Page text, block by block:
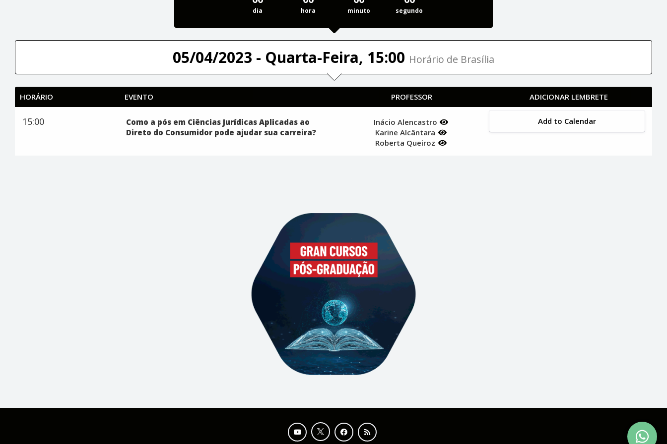
dia hora minuto segundo
05/04/2023 - Quarta-Feira, 15:00 Horário de Brasília
HORÁRIO EVENTO PROFESSOR ADICIONAR LEMBRETE
15:00
Como a pós em Ciências Jurídicas Aplicadas ao
Direto do Consumidor pode ajudar sua carreira?
Inácio Alencastro
Karine Alcântara
Roberta Queiroz
Add to Calendar